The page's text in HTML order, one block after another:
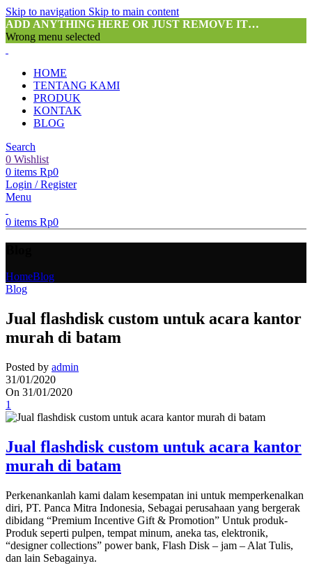
Skip to navigation Skip to main content
ADD ANYTHING HERE OR JUST REMOVE IT…
Wrong menu selected
HOME
TENTANG KAMI
PRODUK
KONTAK
BLOG
Search
0 Wishlist
0 items Rp0
Login / Register
Menu
0 items Rp0
HomeBlog
Blog
Jual flashdisk custom untuk acara kantor
murah di batam
Posted by admin
31/01/2020
On 31/01/2020
1
Jual flashdisk custom untuk acara kantor
murah di batam
Perkenankanlah kami dalam kesempatan ini untuk memperkenalkan
diri, PT. Panca Mitra Indonesia, Sebagai perusahaan yang bergerak
dibidang “Premium Incentive Gift & Promotion” Untuk produk-
Produk seperti pulpen, tempat minum, aneka tas, elektronik,
“designer collections” power bank, Flash Disk – jam – Alat Tulis,
dan lain Sebagainya.